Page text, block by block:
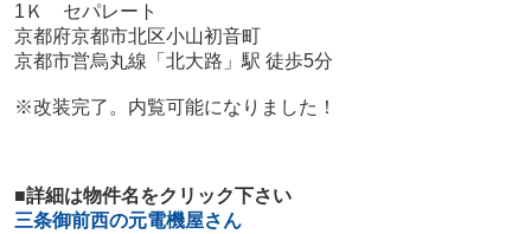
1Ｋ セパレート
京都府京都市北区小山初音町
京都市営烏丸線「北大路」駅 徒歩5分
※改装完了。内覧可能になりました！
■詳細は物件名をクリック下さい
三条御前西の元電機屋さん